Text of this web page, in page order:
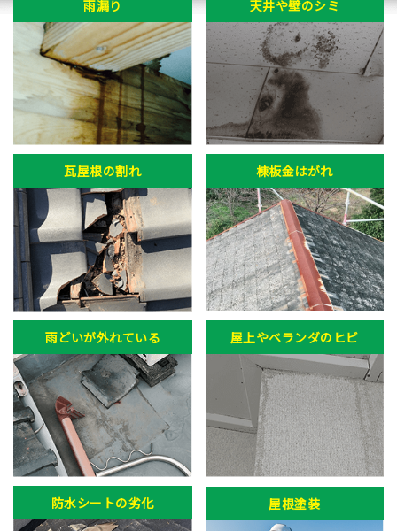
雨漏り 天井や壁のシミ
瓦屋根の割れ 棟板金はがれ
雨どいが外れている 屋上やベランダのヒビ
防水シートの劣化 屋根塗装